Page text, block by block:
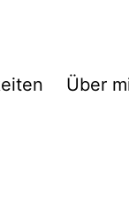
Über